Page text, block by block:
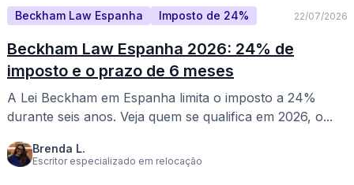
Beckham Law Espanha Imposto de 24% 22/07/2026
Beckham Law Espanha 2026: 24% de
imposto e o prazo de 6 meses
A Lei Beckham em Espanha limita o imposto a 24%
durante seis anos. Veja quem se qualifica em 2026, o...
Brenda L.
Escritor especializado em relocação